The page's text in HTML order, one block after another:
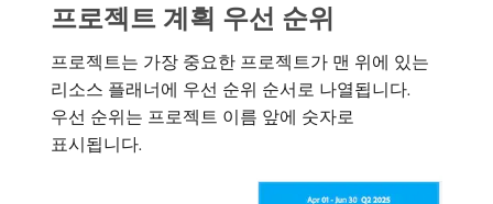
프로젝트 계획 우선 순위
프로젝트는 가장 중요한 프로젝트가 맨 위에 있는
리소스 플래너에 우선 순위 순서로 나열됩니다.
우선 순위는 프로젝트 이름 앞에 숫자로
표시됩니다.